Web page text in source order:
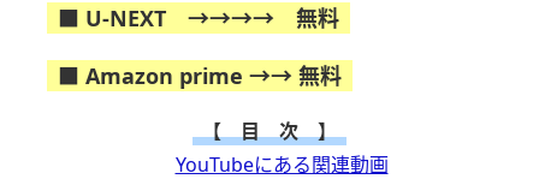
■ U-NEXT →→→→ 無料
■ Amazon prime →→ 無料
【 目 次 】
YouTubeにある関連動画